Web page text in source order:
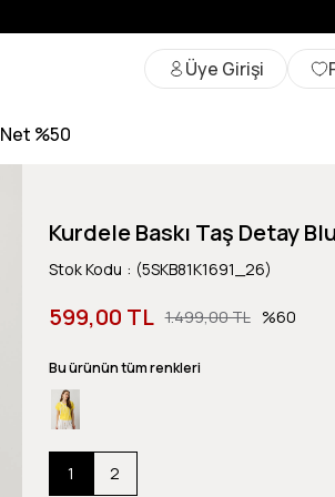
Üye Girişi
Net %50
Kurdele Baskı Taş Detay
Stok Kodu (5SKB81K1691_26)
1.499,00 TL
599,00 TL 60
Bu ürünün tüm renkleri
1 2